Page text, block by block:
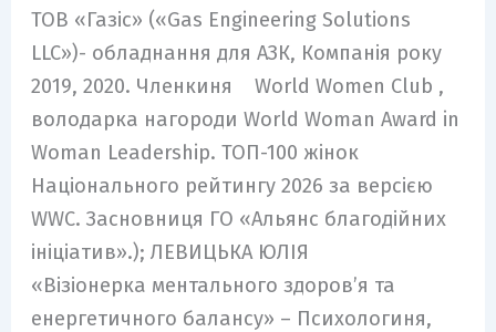
ТОВ «Газіс» («Gas Engineering Solutions
LLC»)- обладнання для АЗК, Компанія року
2019, 2020. Членкиня World Women Club ,
володарка нагороди World Woman Award in
Woman Leadership. ТОП-100 жінок
Національного рейтингу 2026 за версією
WWC. Засновниця ГО «Альянс благодійних
ініціатив».); ЛЕВИЦЬКА ЮЛІЯ
«Візіонерка ментального здоров’я та
енергетичного балансу» – Психологиня,